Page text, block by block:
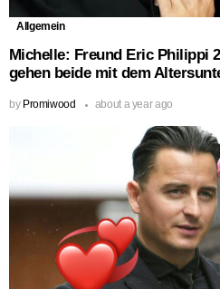
Allgemein
Michelle: Freund Eric Philippi
gehen beide mit dem
by Promiwood about a year ago